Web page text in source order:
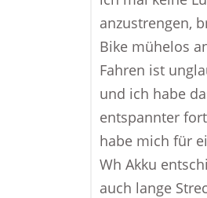
anzustrengen,
Bike mühelos
Fahren ist
und ich habe
entspannter
habe mich für
Wh Akku
auch lange